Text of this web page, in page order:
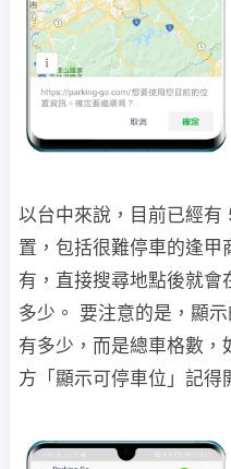
以台中來說，目前已經
置，包括很難停車的逢甲
有，直接搜尋地點後就會
多少。 要注意的是，顯
有多少，而是總車格數，
方「顯示可停車位」記得